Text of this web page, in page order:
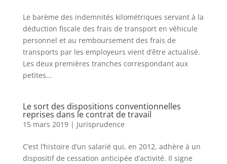
Le barème des indemnités kilométriques servant à la
déduction fiscale des frais de transport en véhicule
personnel et au remboursement des frais de
transports par les employeurs vient d’être actualisé.
Les deux premières tranches correspondant aux
petites...
Le sort des dispositions conventionnelles
reprises dans le contrat de travail
15 mars 2019| Jurisprudence
C’est l’histoire d’un salarié qui, en 2012, adhère à un
dispositif de cessation anticipée d’activité. Il signe